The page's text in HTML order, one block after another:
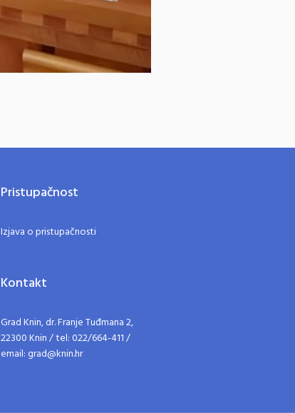
Pristupačnost
Izjava o pristupačnosti
Kontakt
Grad Knin, dr. Franje Tuđmana 2,
22300 Knin / tel: 022/664-411 /
email: grad@knin.hr